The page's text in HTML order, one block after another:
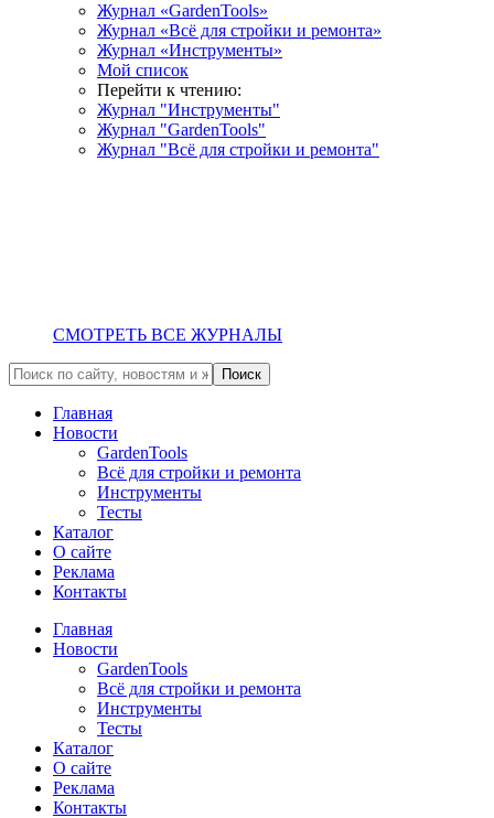
Журнал «GardenTools»
Журнал «Всё для стройки и ремонта»
Журнал «Инструменты»
Мой список
Перейти к чтению:
Журнал "Инструменты"
Журнал "GardenTools"
Журнал "Всё для стройки и ремонта"
СМОТРЕТЬ ВСЕ ЖУРНАЛЫ
Главная
Новости
GardenTools
Всё для стройки и ремонта
Инструменты
Тесты
Каталог
О сайте
Реклама
Контакты
Главная
Новости
GardenTools
Всё для стройки и ремонта
Инструменты
Тесты
Каталог
О сайте
Реклама
Контакты